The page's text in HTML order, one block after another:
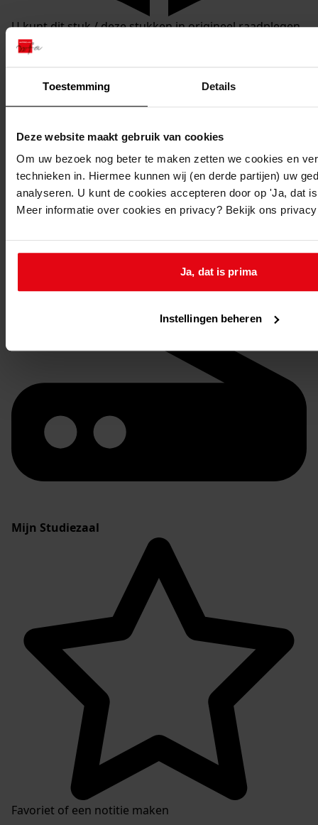
Toestemming Details
Deze website maakt gebruik van cookies
Om uw bezoek nog beter te maken zetten we cookies en
technieken in. Hiermee kunnen wij (en derde partijen) uw
analyseren. U kunt de cookies accepteren door op 'Ja, dat
Meer informatie over cookies en privacy? Bekijk ons
Ja, dat is prima
Instellingen beheren
U kunt dit stuk / deze stukken in origineel raadplegen
in de studiezaal van het Westfries Archief (WFA).
U heeft daarvoor de volgende gegevens nodig:
Archiefnummer: 0120
Inventarisnummer: 1427
Reserveren:
U kunt degewenste stukkenonline reserveren via de
website van het WFA.
Op de aangegeven reserveringsdatum liggen de
Mijn Studiezaal
Favoriet of een notitie maken